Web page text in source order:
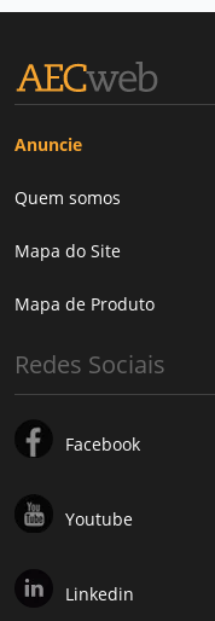
Anuncie
Quem somos
Mapa do Site
Mapa de Produto
Redes Sociais
Facebook
Youtube
Linkedin